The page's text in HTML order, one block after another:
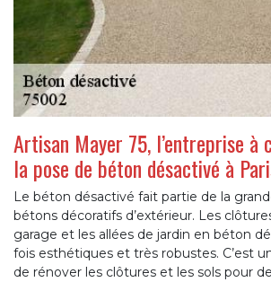
Artisan Mayer 75, l’entreprise à
la pose de béton désactivé à
Le béton désactivé fait partie de la
bétons décoratifs d’extérieur. Les
garage et les allées de jardin en béton
fois esthétiques et très robustes. C’est
de rénover les clôtures et les sols pour